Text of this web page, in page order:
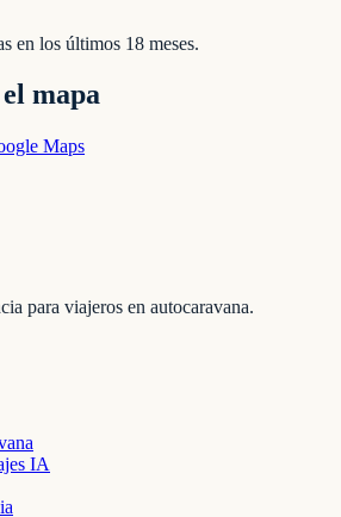
en los últimos 18 meses.
mapa
Maps
para viajeros en autocaravana.
IA